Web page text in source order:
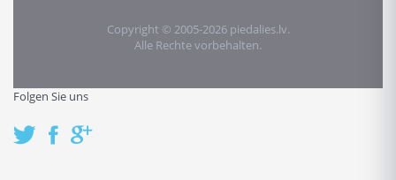
Copyright © 2005-2026 piedalies.lv.
Alle Rechte vorbehalten.
Folgen Sie uns